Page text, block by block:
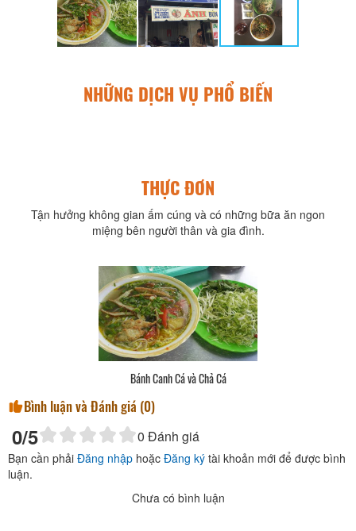
NHỮNG DỊCH VỤ PHỔ BIẾN
THỰC ĐƠN
Tận hưởng không gian ấm cúng và có những bữa ăn ngon
miệng bên người thân và gia đình.
Bình luận và Đánh giá (0)
0/5 0 Đánh giá
Bạn cần phải Đăng nhập hoặc Đăng ký tài khoản mới để được bình
luận.
Chưa có bình luận